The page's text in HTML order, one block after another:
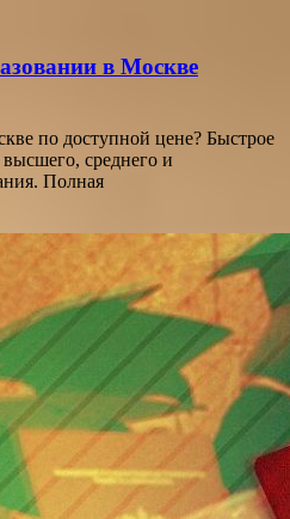
в Москве
по доступной цене? Быстрое
среднего и
Полная